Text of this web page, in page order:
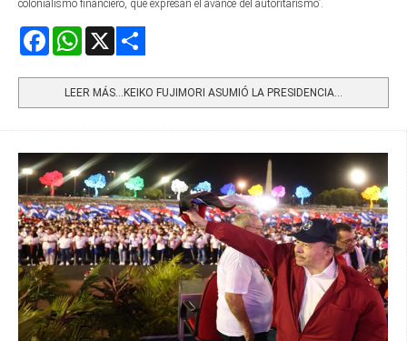
colonialismo financiero, que expresan el avance del autoritarismo”.
FacebookWhatsApp
LEER MÁS…KEIKO FUJIMORI ASUMIÓ LA PRESIDENCIA...